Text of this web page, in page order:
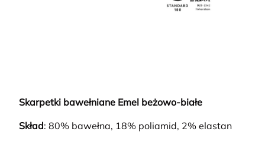
Skarpetki bawełniane Emel beżowo-białe
Skład: 80% bawełna, 18% poliamid, 2% elastan